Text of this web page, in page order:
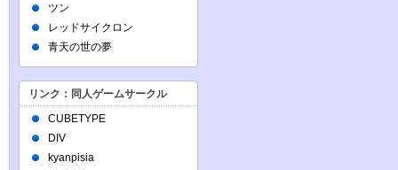
ツン
レッドサイクロン
青天の世の夢
リンク：同人ゲームサークル
CUBETYPE
DIV
kyanpisia